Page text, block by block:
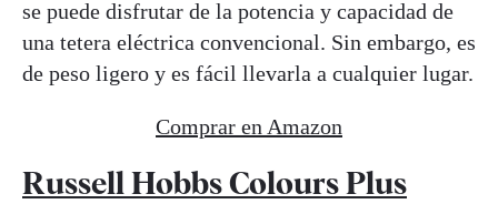
se puede disfrutar de la potencia y capacidad de
una tetera eléctrica convencional. Sin embargo, es
de peso ligero y es fácil llevarla a cualquier lugar.
Comprar en Amazon
Russell Hobbs Colours Plus